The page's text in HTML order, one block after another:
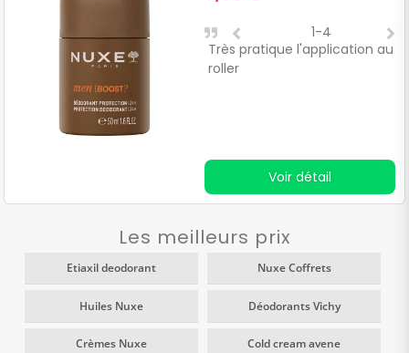
Très pratique l'application au
roller
1-4
Voir détail
Les meilleurs prix
Etiaxil deodorant Nuxe Coffrets
Huiles Nuxe Déodorants Vichy
Crèmes Nuxe Cold cream avene